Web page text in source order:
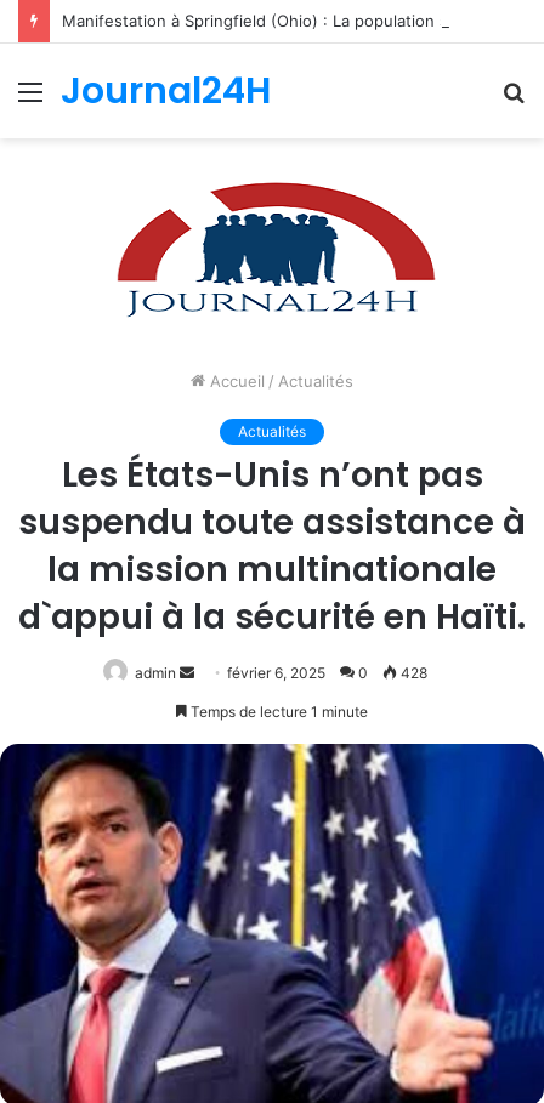
Menu
Journal24H
Accueil / Actualités
Actualités
Les États-Unis n’ont pas
suspendu toute assistance à
la mission multinationale
d`appui à la sécurité en Haïti.
admin
Envoyerfévrier 6, 2025 0 428
Temps de lecture 1 minute